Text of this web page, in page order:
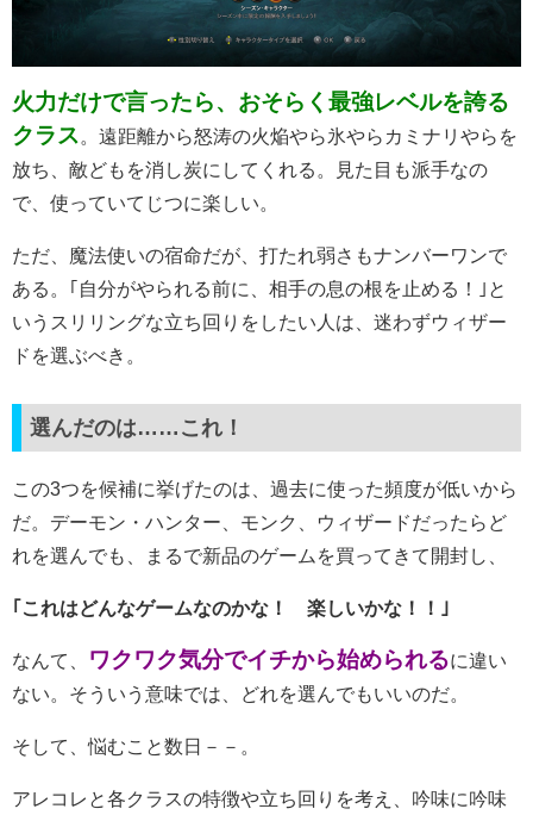
火力だけで言ったら、おそらく最強レベルを誇る
クラス
。遠距離から怒涛の火焔やら氷やらカミナリやらを
放ち、敵どもを消し炭にしてくれる。見た目も派手なの
で、使っていてじつに楽しい。
ただ、魔法使いの宿命だが、打たれ弱さもナンバーワンで
ある。｢自分がやられる前に、相手の息の根を止める！｣と
いうスリリングな立ち回りをしたい人は、迷わずウィザー
ドを選ぶべき。
選んだのは……これ！
この3つを候補に挙げたのは、過去に使った頻度が低いから
だ。デーモン・ハンター、モンク、ウィザードだったらど
れを選んでも、まるで新品のゲームを買ってきて開封し、
｢これはどんなゲームなのかな！ 楽しいかな！！｣
なんて、 ワクワク気分でイチから始められるに違い
ない。そういう意味では、どれを選んでもいいのだ。
そして、悩むこと数日－－。
アレコレと各クラスの特徴や立ち回りを考え、吟味に吟味